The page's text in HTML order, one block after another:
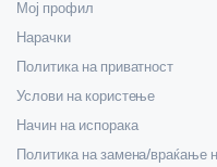
Мој профил
Нарачки
Политика на приватност
Услови на користење
Начин на испорака
Политика на замена/враќање